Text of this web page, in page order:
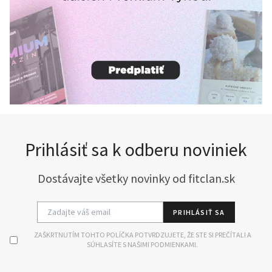
Prihlásiť sa k odberu noviniek
Dostávajte všetky novinky od fitclan.sk
PRIHLÁSIŤ SA
ZAŠKRTNUTÍM TOHTO POLÍČKA POTVRDZUJETE, ŽE STE SI PREČÍTALI A
SÚHLASÍTE S NAŠIMI PODMIENKAMI.